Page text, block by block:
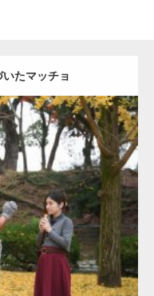
たマッチョ
細マッチョ) 上腕三頭筋